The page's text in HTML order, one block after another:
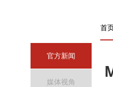
官方新闻
媒体视角
首